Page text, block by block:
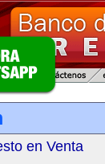
en Venta